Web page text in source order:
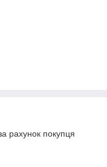
рахунок покупця